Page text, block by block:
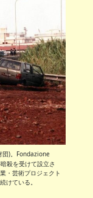
団)。Fondazione
殺を受けて設立さ
・芸術プロジェクト
けている。